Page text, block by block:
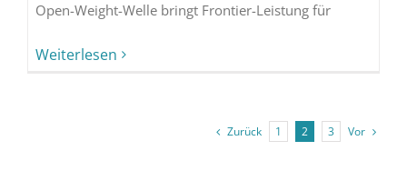
Open-Weight-Welle bringt Frontier-Leistung für
Weiterlesen
Zurück 1 2 3 Vor